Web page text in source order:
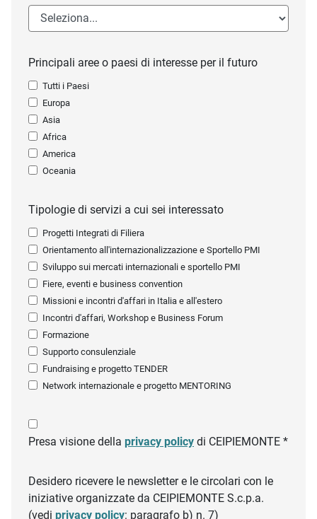
Principali aree o paesi di interesse per il futuro
Tutti i Paesi
Europa
Asia
Africa
America
Oceania
Tipologie di servizi a cui sei interessato
Progetti Integrati di Filiera
Orientamento all'internazionalizzazione e Sportello PMI
Sviluppo sui mercati internazionali e sportello PMI
Fiere, eventi e business convention
Missioni e incontri d'affari in Italia e all'estero
Incontri d'affari, Workshop e Business Forum
Formazione
Supporto consulenziale
Fundraising e progetto TENDER
Network internazionale e progetto MENTORING
Presa visione della privacy policy di CEIPIEMONTE *
Desidero ricevere le newsletter e le circolari con le
iniziative organizzate da CEIPIEMONTE S.c.p.a.
(vedi privacy policy: paragrafo b) n. 7)